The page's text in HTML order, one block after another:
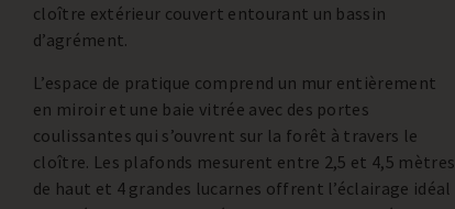
cloître extérieur couvert entourant un bassin
d’agrément.
L’espace de pratique comprend un mur entièrement
en miroir et une baie vitrée avec des portes
coulissantes qui s’ouvrent sur la forêt à travers le
cloître. Les plafonds mesurent entre 2,5 et 4,5 mètres
de haut et 4 grandes lucarnes offrent l’éclairage idéal